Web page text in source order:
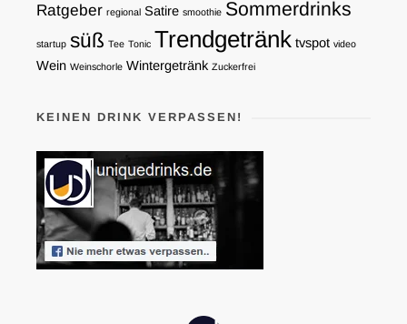
Ratgeber regional Satire smoothie Sommerdrinks
startup süß Tee Tonic Trendgetränk tvspot video
Wein Weinschorle Wintergetränk Zuckerfrei
KEINEN DRINK VERPASSEN!